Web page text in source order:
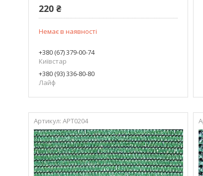
220 ₴
Немає в наявності
+380 (67) 379-00-74
Київстар
+380 (93) 336-80-80
Лайф
АРТ0204